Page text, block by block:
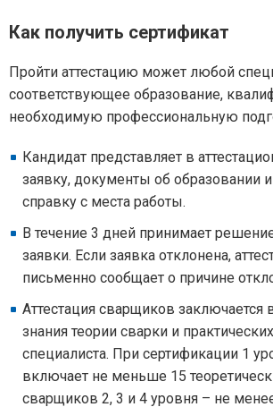
Как получить сертификат
Пройти аттестацию может любой
соответствующее образование,
необходимую профессиональную
Кандидат представляет в
заявку, документы об образовании
справку с места работы.
В течение 3 дней принимает
заявки. Если заявка отклонена,
письменно сообщает о причине
Аттестация сварщиков заключается
знания теории сварки и
специалиста. При сертификации 1
включает не меньше 15
сварщиков 2, 3 и 4 уровня – не